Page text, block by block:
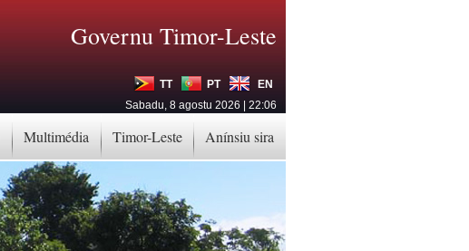
Multimédia Timor-Leste Anínsiu sira
Governu Timor-Leste
TT PT
EN
Sabadu, 8 agostu 2026 | 22:06